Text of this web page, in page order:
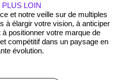
PLUS LOIN
et notre veille sur de multiples
à élargir votre vision, à anticiper
positionner votre marque de
compétitif dans un paysage en
évolution.